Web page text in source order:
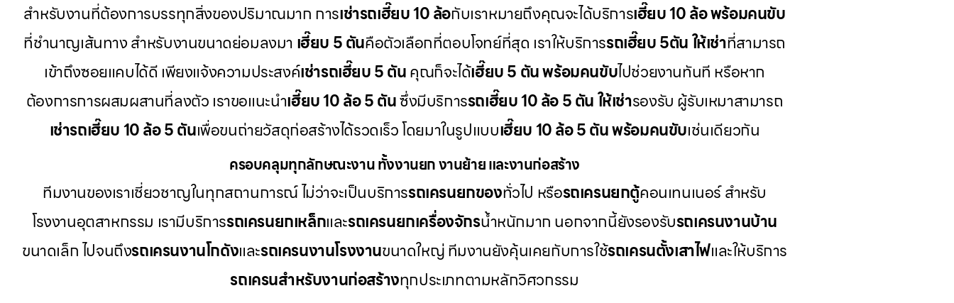
สำหรับงานที่ต้องการบรรทุกสิ่งของปริมาณมาก การเช่ารถเฮี๊ยบ 10 ล้อกับเราหมายถึงคุณจะได้บริการเฮี๊ยบ 10 ล้อ พร้อมคนขับ
ที่ชำนาญเส้นทาง สำหรับงานขนาดย่อมลงมา เฮี๊ยบ 5 ตันคือตัวเลือกที่ตอบโจทย์ที่สุด เราให้บริการรถเฮี๊ยบ 5ตัน ให้เช่าที่สามารถ
เข้าถึงซอยแคบได้ดี เพียงแจ้งความประสงค์เช่ารถเฮี๊ยบ 5 ตันคุณก็จะได้เฮี๊ยบ 5 ตัน พร้อมคนขับไปช่วยงานทันที หรือหาก
ต้องการการผสมผสานที่ลงตัว เราขอแนะนำเฮี๊ยบ 10 ล้อ 5 ตันซึ่งมีบริการรถเฮี๊ยบ 10 ล้อ 5 ตัน ให้เช่ารองรับ ผู้รับเหมาสามารถ
เช่ารถเฮี๊ยบ 10 ล้อ 5 ตันเพื่อขนถ่ายวัสดุก่อสร้างได้รวดเร็ว โดยมาในรูปแบบเฮี๊ยบ 10 ล้อ 5 ตัน พร้อมคนขับเช่นเดียวกัน
ครอบคลุมทุกลักษณะงาน ทั้งงานยก งานย้าย และงานก่อสร้าง
ทีมงานของเราเชี่ยวชาญในทุกสถานการณ์ ไม่ว่าจะเป็นบริการรถเครนยกของทั่วไป หรือรถเครนยกตู้คอนเทนเนอร์ สำหรับ
โรงงานอุตสาหกรรม เรามีบริการรถเครนยกเหล็กและรถเครนยกเครื่องจักรน้ำหนักมาก นอกจากนี้ยังรองรับรถเครนงานบ้าน
ขนาดเล็ก ไปจนถึงรถเครนงานโกดังและรถเครนงานโรงงานขนาดใหญ่ ทีมงานยังคุ้นเคยกับการใช้รถเครนตั้งเสาไฟและให้บริการ
รถเครนสำหรับงานก่อสร้างทุกประเภทตามหลักวิศวกรรม